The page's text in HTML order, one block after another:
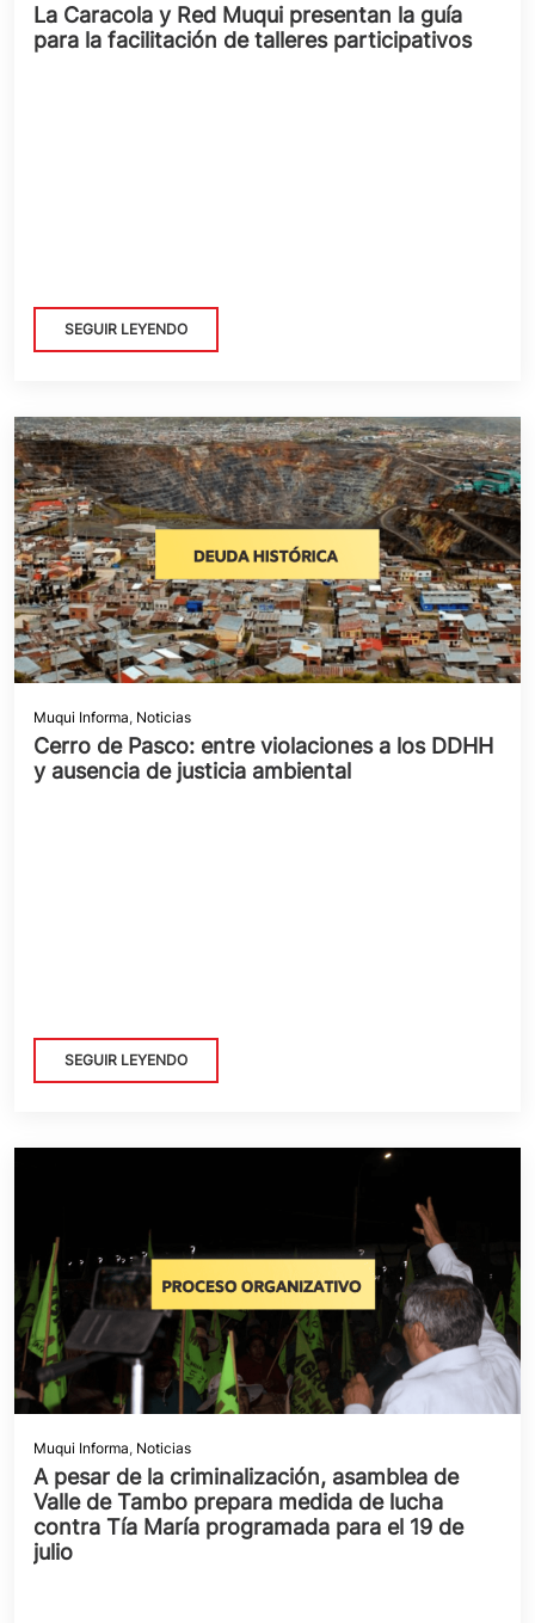
La Caracola y Red Muqui presentan la guía
para la facilitación de talleres participativos
SEGUIR LEYENDO
Muqui Informa, Noticias
Cerro de Pasco: entre violaciones a los DDHH
y ausencia de justicia ambiental
SEGUIR LEYENDO
Muqui Informa, Noticias
A pesar de la criminalización, asamblea de
Valle de Tambo prepara medida de lucha
contra Tía María programada para el 19 de
julio